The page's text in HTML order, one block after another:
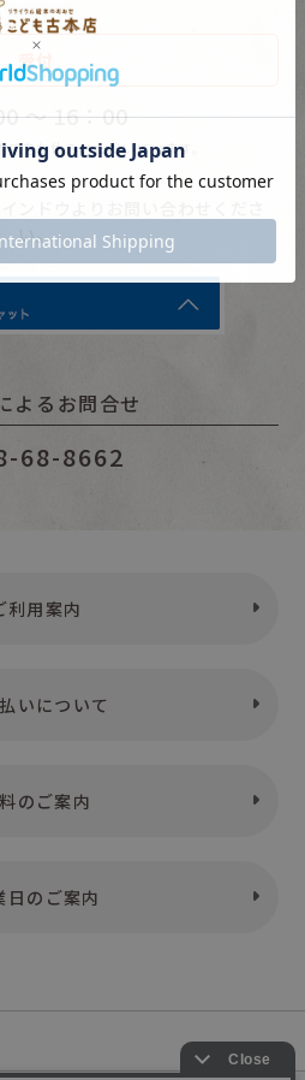
受付
〜 16：00
をお休みいただいています。
ンドウよりお問い合わせくださ
い。
よるお問合せ
68-8662
利用案内
いについて
のご案内
日のご案内